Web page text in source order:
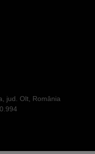
jud. Olt, România